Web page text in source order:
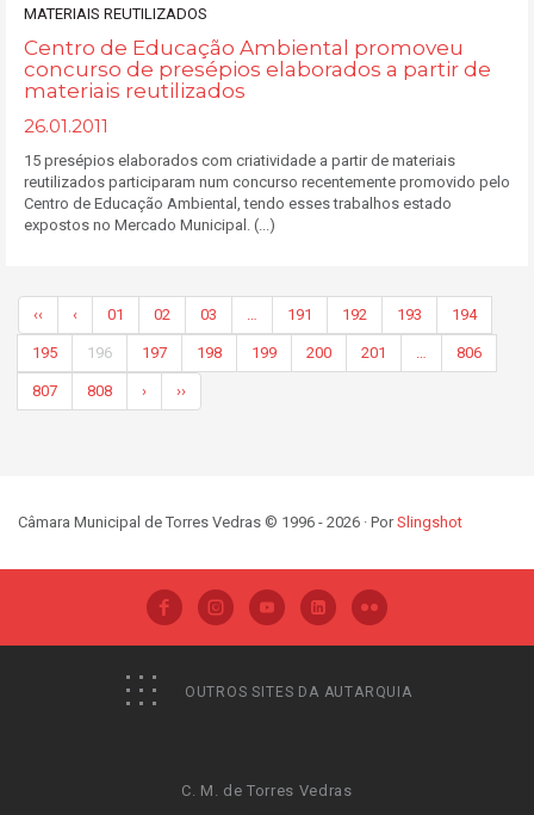
Centro de Educação Ambiental promoveu
concurso de presépios elaborados a partir de
materiais reutilizados
26.01.2011
15 presépios elaborados com criatividade a partir de materiais
reutilizados participaram num concurso recentemente promovido pelo
Centro de Educação Ambiental, tendo esses trabalhos estado
expostos no Mercado Municipal. (...)
‹‹ ‹ 01 02 03 191 192 193 194
195 196 197 198 199 200 201 806
807 808 › ››
Câmara Municipal de Torres Vedras © 1996 - 2026 · PorSlingshot
OUTROS SITES DA AUTARQUIA
C. M. de Torres Vedras